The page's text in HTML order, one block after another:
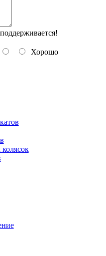
Хорошо